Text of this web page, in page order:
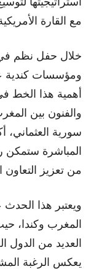
مع القارة
خلال حفل نظم في
ومؤسسات كندية
أهمية هذا الخط
والفنون بين
سورية العثماني،
المباشرة ستمكن
من تعزيز التعاون
ويعتبر هذا الحدث
المغرب وكندا،
العديد من الدول
يعكس الرغبة